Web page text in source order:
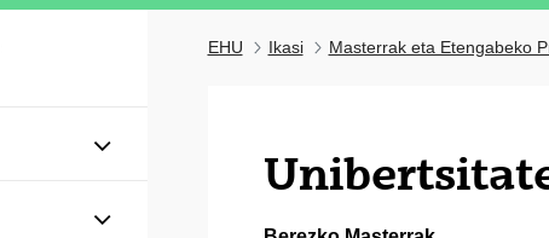
Erakutsi/izkutatu azpiorriak
Erakutsi/izkutatu azpiorriak
EHU Ikasi Masterrak eta Etengabeko